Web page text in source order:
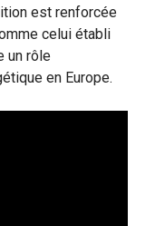
est renforcée
celui établi
un rôle
en Europe.